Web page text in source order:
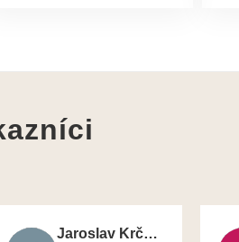
Jaroslav Krčma